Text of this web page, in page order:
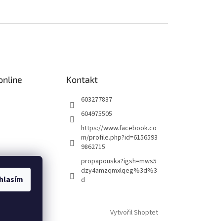
Kontakt
603277837
604975505
https://www.facebook.co
m/profile.php?id=6156593
9862715
propapouska?igsh=mws5
dzy4amzqmxlqeg%3d%3
d
Vytvořil Shoptet